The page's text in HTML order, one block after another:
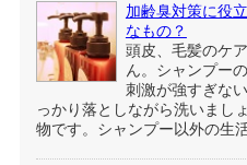
加齢臭対策に役
なもの？
頭皮、毛髪のケ
ん。シャンプー
刺激が強すぎな
っかり落としながら洗いまし
物です。シャンプー以外の生